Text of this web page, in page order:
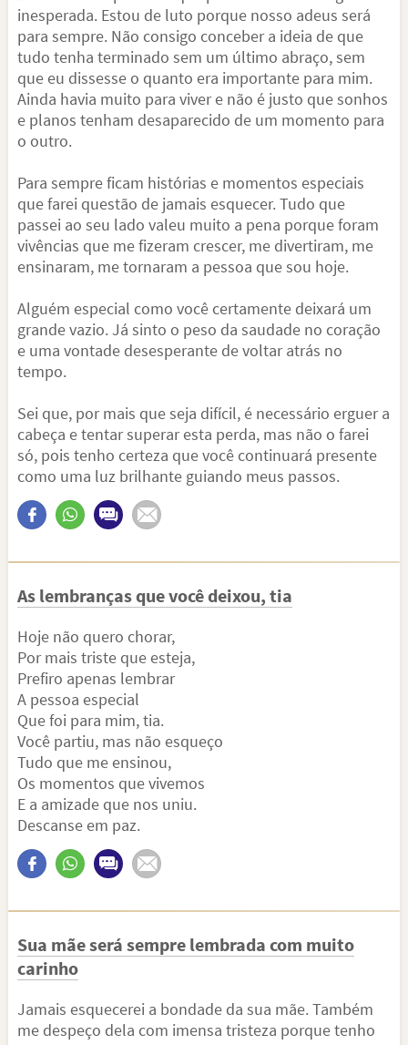
inesperada. Estou de luto porque nosso adeus será
para sempre. Não consigo conceber a ideia de que
tudo tenha terminado sem um último abraço, sem
que eu dissesse o quanto era importante para mim.
Ainda havia muito para viver e não é justo que sonhos
e planos tenham desaparecido de um momento para
o outro.
Para sempre ficam histórias e momentos especiais
que farei questão de jamais esquecer. Tudo que
passei ao seu lado valeu muito a pena porque foram
vivências que me fizeram crescer, me divertiram, me
ensinaram, me tornaram a pessoa que sou hoje.
Alguém especial como você certamente deixará um
grande vazio. Já sinto o peso da saudade no coração
e uma vontade desesperante de voltar atrás no
tempo.
Sei que, por mais que seja difícil, é necessário erguer a
cabeça e tentar superar esta perda, mas não o farei
só, pois tenho certeza que você continuará presente
como uma luz brilhante guiando meus passos.
As lembranças que você deixou, tia
Hoje não quero chorar,
Por mais triste que esteja,
Prefiro apenas lembrar
A pessoa especial
Que foi para mim, tia.
Você partiu, mas não esqueço
Tudo que me ensinou,
Os momentos que vivemos
E a amizade que nos uniu.
Descanse em paz.
Sua mãe será sempre lembrada com muito
carinho
Jamais esquecerei a bondade da sua mãe. Também
me despeço dela com imensa tristeza porque tenho